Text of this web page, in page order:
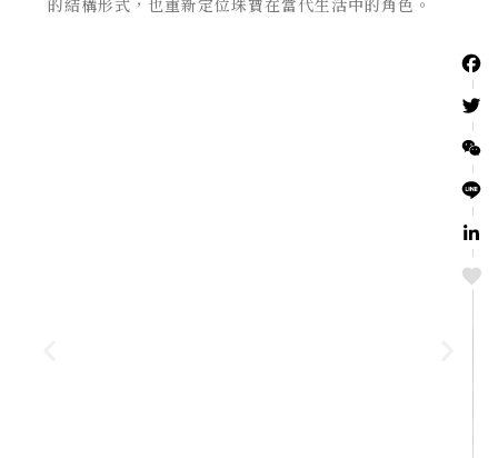
的結構形式，也重新定位珠寶在當代生活中的角色。
Love